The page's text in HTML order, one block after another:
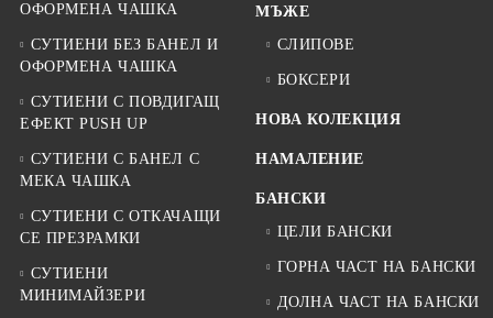
ОФОРМЕНА ЧАШКА
СУТИЕНИ БЕЗ БАНЕЛ И
ОФОРМЕНА ЧАШКА
СУТИЕНИ С ПОВДИГАЩ
ЕФЕКТ PUSH UP
СУТИЕНИ С БАНЕЛ С
МЕКА ЧАШКА
СУТИЕНИ С ОТКАЧАЩИ
СЕ ПРЕЗРАМКИ
СУТИЕНИ
МИНИМАЙЗЕРИ
МЪЖЕ
СЛИПОВЕ
БОКСЕРИ
НОВА КОЛЕКЦИЯ
НАМАЛЕНИЕ
БАНСКИ
ЦЕЛИ БАНСКИ
ГОРНА ЧАСТ НА БАНСКИ
ДОЛНА ЧАСТ НА БАНСКИ